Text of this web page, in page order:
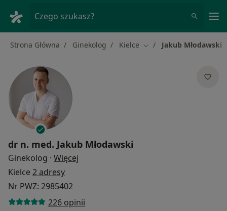
Czego szukasz?
Strona Główna Ginekolog Kielce Zmień miasto
Jakub Młodawski
dr n. med. Jakub Młodawski
Ginekolog · Więcej
Kielce 2 adresy
Nr PWZ: 2985402
226 opinii